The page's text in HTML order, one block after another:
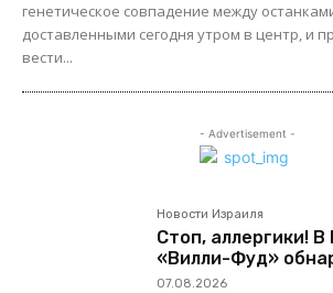
генетическое совпадение между
доставленными сегодня утром в центр, и
вести...
- Advertisement -
Новости Израиля
Стоп, аллергики!
«Вилли-Фуд»
07.08.2026